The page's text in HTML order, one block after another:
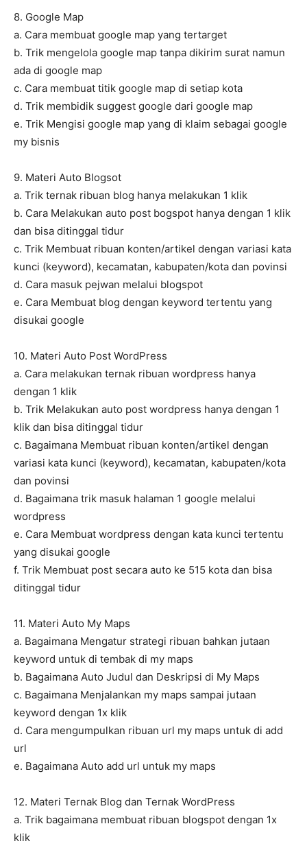
8. Google Map
a. Cara membuat google map yang tertarget
b. Trik mengelola google map tanpa dikirim surat namun
ada di google map
c. Cara membuat titik google map di setiap kota
d. Trik membidik suggest google dari google map
e. Trik Mengisi google map yang di klaim sebagai google
my bisnis
9. Materi Auto Blogsot
a. Trik ternak ribuan blog hanya melakukan 1 klik
b. Cara Melakukan auto post bogspot hanya dengan 1 klik
dan bisa ditinggal tidur
c. Trik Membuat ribuan konten/artikel dengan variasi kata
kunci (keyword), kecamatan, kabupaten/kota dan povinsi
d. Cara masuk pejwan melalui blogspot
e. Cara Membuat blog dengan keyword tertentu yang
disukai google
10. Materi Auto Post WordPress
a. Cara melakukan ternak ribuan wordpress hanya
dengan 1 klik
b. Trik Melakukan auto post wordpress hanya dengan 1
klik dan bisa ditinggal tidur
c. Bagaimana Membuat ribuan konten/artikel dengan
variasi kata kunci (keyword), kecamatan, kabupaten/kota
dan povinsi
d. Bagaimana trik masuk halaman 1 google melalui
wordpress
e. Cara Membuat wordpress dengan kata kunci tertentu
yang disukai google
f. Trik Membuat post secara auto ke 515 kota dan bisa
ditinggal tidur
11. Materi Auto My Maps
a. Bagaimana Mengatur strategi ribuan bahkan jutaan
keyword untuk di tembak di my maps
b. Bagaimana Auto Judul dan Deskripsi di My Maps
c. Bagaimana Menjalankan my maps sampai jutaan
keyword dengan 1x klik
d. Cara mengumpulkan ribuan url my maps untuk di add
url
e. Bagaimana Auto add url untuk my maps
12. Materi Ternak Blog dan Ternak WordPress
a. Trik bagaimana membuat ribuan blogspot dengan 1x
klik